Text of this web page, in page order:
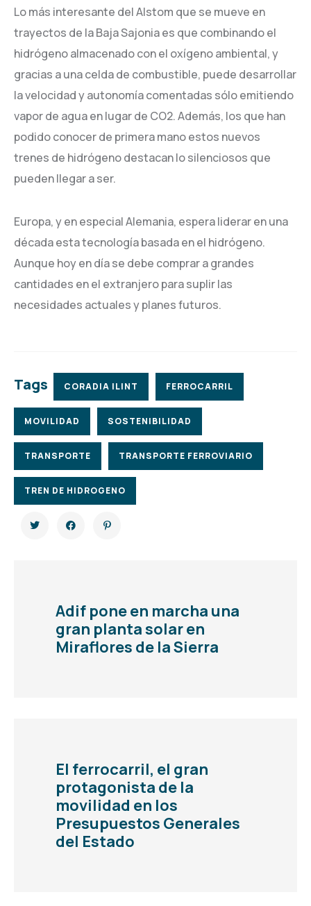
Lo más interesante del Alstom que se mueve en
trayectos de la Baja Sajonia es que combinando el
hidrógeno almacenado con el oxígeno ambiental, y
gracias a una celda de combustible, puede desarrollar
la velocidad y autonomía comentadas sólo emitiendo
vapor de agua en lugar de CO2. Además, los que han
podido conocer de primera mano estos nuevos
trenes de hidrógeno destacan lo silenciosos que
pueden llegar a ser.
Europa, y en especial Alemania, espera liderar en una
década esta tecnología basada en el hidrógeno.
Aunque hoy en día se debe comprar a grandes
cantidades en el extranjero para suplir las
necesidades actuales y planes futuros.
Tags CORADIA ILINT FERROCARRIL
MOVILIDAD SOSTENIBILIDAD
TRANSPORTE TRANSPORTE FERROVIARIO
TREN DE HIDROGENO
Adif pone en marcha una
gran planta solar en
Miraflores de la Sierra
El ferrocarril, el gran
protagonista de la
movilidad en los
Presupuestos Generales
del Estado